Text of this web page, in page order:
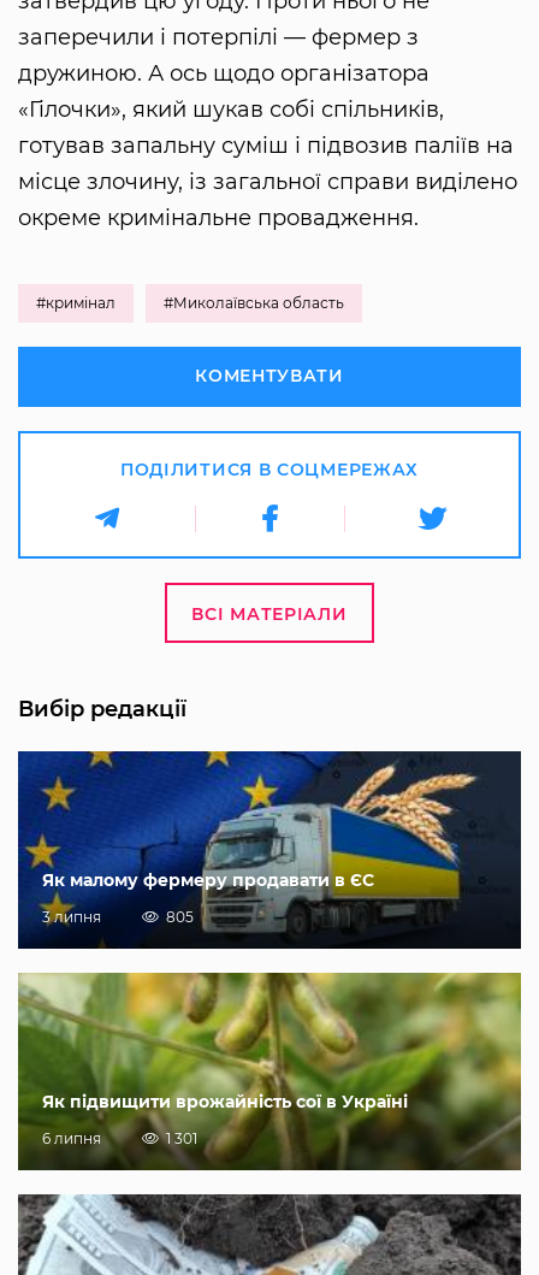
заперечили і потерпілі — фермер з
дружиною. А ось щодо організатора
«Гілочки», який шукав собі спільників,
готував запальну суміш і підвозив паліїв на
місце злочину, із загальної справи виділено
окреме кримінальне провадження.
#кримінал #Миколаївська область
КОМЕНТУВАТИ
ПОДІЛИТИСЯ В СОЦМЕРЕЖАХ
ВСІ МАТЕРІАЛИ
Вибір редакції
Як малому фермеру продавати в ЄС
3 липня 805
Як підвищити врожайність сої в Україні
6 липня 1 301